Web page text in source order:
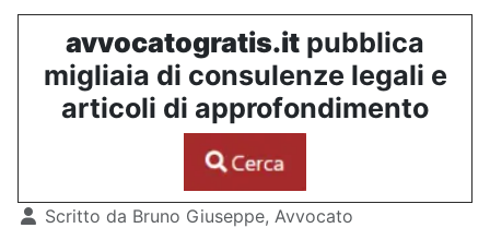
avvocatogratis.it pubblica
migliaia di consulenze legali e
articoli di approfondimento
Dettagli
Scritto da Bruno Giuseppe, Avvocato